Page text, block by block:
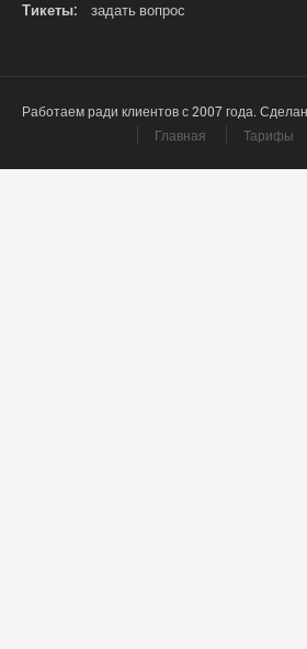
Тикеты: задать вопрос
Работаем ради клиентов с 2007 года.
Главная
Тарифы